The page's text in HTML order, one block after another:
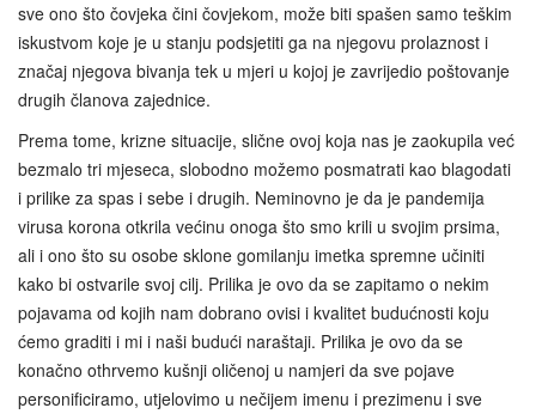
sve ono što čovjeka čini čovjekom, može biti spašen samo teškim
iskustvom koje je u stanju podsjetiti ga na njegovu prolaznost i
značaj njegova bivanja tek u mjeri u kojoj je zavrijedio poštovanje
drugih članova zajednice.
Prema tome, krizne situacije, slične ovoj koja nas je zaokupila već
bezmalo tri mjeseca, slobodno možemo posmatrati kao blagodati
i prilike za spas i sebe i drugih. Neminovno je da je pandemija
virusa korona otkrila većinu onoga što smo krili u svojim prsima,
ali i ono što su osobe sklone gomilanju imetka spremne učiniti
kako bi ostvarile svoj cilj. Prilika je ovo da se zapitamo o nekim
pojavama od kojih nam dobrano ovisi i kvalitet budućnosti koju
ćemo graditi i mi i naši budući naraštaji. Prilika je ovo da se
konačno othrvemo kušnji oličenoj u namjeri da sve pojave
personificiramo, utjelovimo u nečijem imenu i prezimenu i sve